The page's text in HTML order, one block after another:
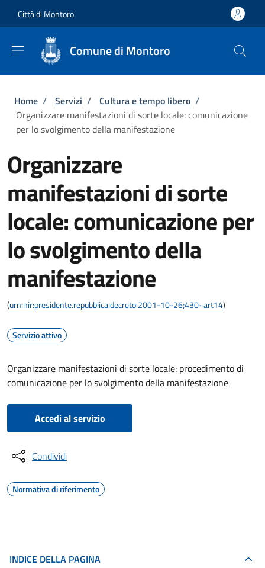
Città di Montoro
Comune di Montoro
Briciole di pane
Home / Servizi / Cultura e tempo libero /
Organizzare manifestazioni di sorte locale: comunicazione
per lo svolgimento della manifestazione
Organizzare
manifestazioni di sorte
locale: comunicazione per
lo svolgimento della
manifestazione
(urn:nir:presidente.repubblica:decreto:2001-10-26;430~art14)
Servizio attivo
Organizzare manifestazioni di sorte locale: procedimento di
comunicazione per lo svolgimento della manifestazione
Accedi al servizio
Condividi
Normativa di riferimento
INDICE DELLA PAGINA